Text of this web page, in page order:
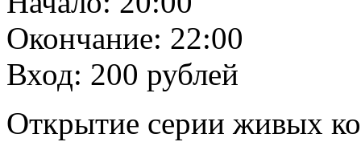
Окончание: 22:00
Вход: 200 рублей
Открытие серии живых